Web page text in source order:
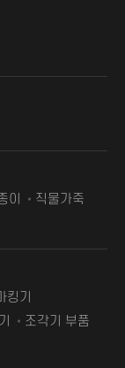
이
직물가죽
킹기
조각기 부품